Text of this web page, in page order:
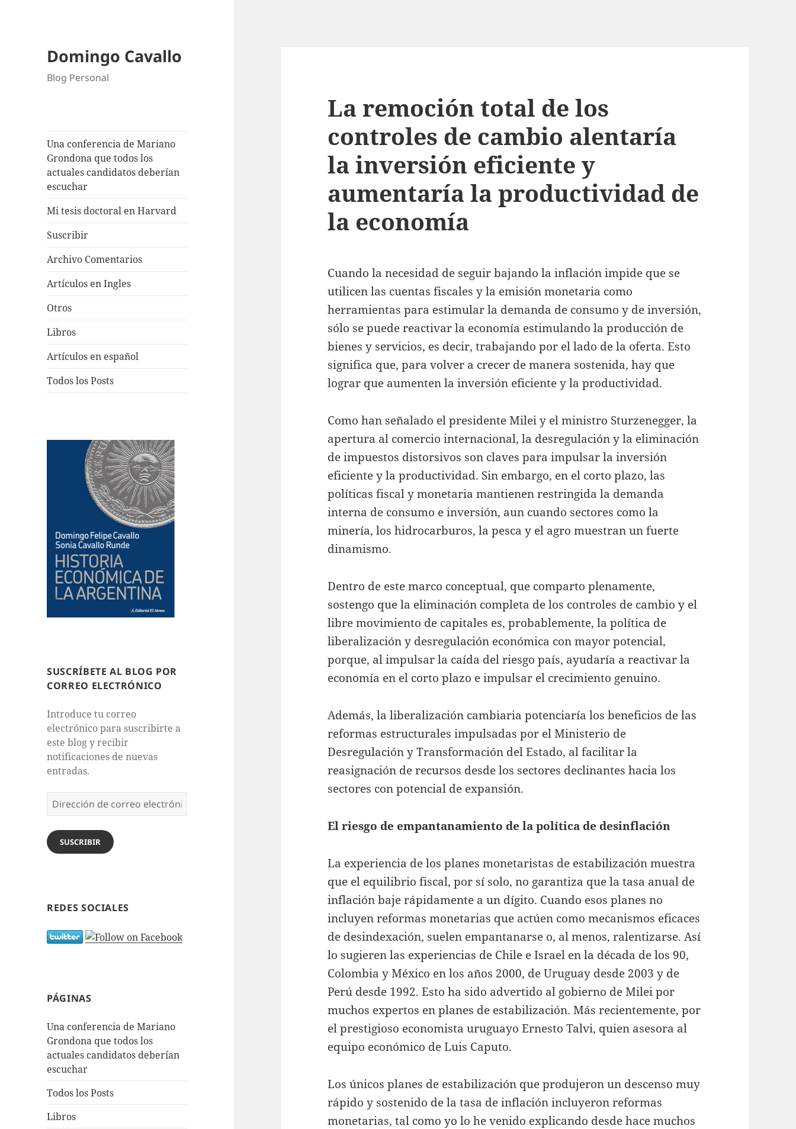
Domingo Cavallo
Blog Personal
Una conferencia de Mariano
Grondona que todos los
actuales candidatos deberían
escuchar
Mi tesis doctoral en Harvard
Suscribir
Archivo Comentarios
Artículos en Ingles
Otros
Libros
Artículos en español
Todos los Posts
SUSCRÍBETE AL BLOG POR
CORREO ELECTRÓNICO
Introduce tu correo
electrónico para suscribirte a
este blog y recibir
notificaciones de nuevas
entradas.
Dirección
de
correo
electrónico
SUSCRIBIR
REDES SOCIALES
PÁGINAS
Una conferencia de Mariano
Grondona que todos los
actuales candidatos deberían
escuchar
Todos los Posts
Libros
La remoción total de los
controles de cambio alentaría
la inversión eficiente y
aumentaría la productividad de
la economía
Cuando la necesidad de seguir bajando la inflación impide que se
utilicen las cuentas fiscales y la emisión monetaria como
herramientas para estimular la demanda de consumo y de inversión,
sólo se puede reactivar la economía estimulando la producción de
bienes y servicios, es decir, trabajando por el lado de la oferta. Esto
significa que, para volver a crecer de manera sostenida, hay que
lograr que aumenten la inversión eficiente y la productividad.
Como han señalado el presidente Milei y el ministro Sturzenegger, la
apertura al comercio internacional, la desregulación y la eliminación
de impuestos distorsivos son claves para impulsar la inversión
eficiente y la productividad. Sin embargo, en el corto plazo, las
políticas fiscal y monetaria mantienen restringida la demanda
interna de consumo e inversión, aun cuando sectores como la
minería, los hidrocarburos, la pesca y el agro muestran un fuerte
dinamismo.
Dentro de este marco conceptual, que comparto plenamente,
sostengo que la eliminación completa de los controles de cambio y el
libre movimiento de capitales es, probablemente, la política de
liberalización y desregulación económica con mayor potencial,
porque, al impulsar la caída del riesgo país, ayudaría a reactivar la
economía en el corto plazo e impulsar el crecimiento genuino.
Además, la liberalización cambiaria potenciaría los beneficios de las
reformas estructurales impulsadas por el Ministerio de
Desregulación y Transformación del Estado, al facilitar la
reasignación de recursos desde los sectores declinantes hacia los
sectores con potencial de expansión.
El riesgo de empantanamiento de la política de desinflación
La experiencia de los planes monetaristas de estabilización muestra
que el equilibrio fiscal, por sí solo, no garantiza que la tasa anual de
inflación baje rápidamente a un dígito. Cuando esos planes no
incluyen reformas monetarias que actúen como mecanismos eficaces
de desindexación, suelen empantanarse o, al menos, ralentizarse. Así
lo sugieren las experiencias de Chile e Israel en la década de los 90,
Colombia y México en los años 2000, de Uruguay desde 2003 y de
Perú desde 1992. Esto ha sido advertido al gobierno de Milei por
muchos expertos en planes de estabilización. Más recientemente, por
el prestigioso economista uruguayo Ernesto Talvi, quien asesora al
equipo económico de Luis Caputo.
Los únicos planes de estabilización que produjeron un descenso muy
rápido y sostenido de la tasa de inflación incluyeron reformas
monetarias, tal como yo lo he venido explicando desde hace muchos